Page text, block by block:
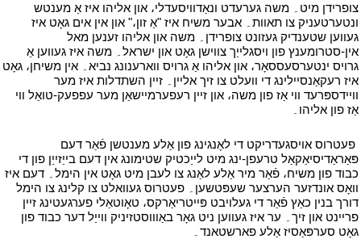
צופרידן מיט۔ משה גערעדט ונאַדוויסעדלי، און אליהו איז אַ מענטש
ונטערטעניק צו תאוות۔ אבער משיח איז "אַ זון،" און אין אים גאָט איז
געווען שטענדיק געזונט צופרידן۔ משה און אליהו זענען מאל
אין-סטרומענץ פון ויסגלייַך צווישן גאָט און ישראל۔ משה איז געווען אַ
גרויס ינטערסעססאָר، און אליהו אַ גרויס ווארענונג נביא۔ אין משיחן، גאָט
איז רעקאַנסיילינג די וועלט צו זיך אליין۔ זיין השתדלות איז מער
וויידספּרעד ווי אַז פון משה، און זיין רעפערמיישאַן מער עפפעק-טואַל ווי
אַז פון אליהו۔
פעטרוס אויסגעדריקט די לאָנגינג פון אַלע מענטשן פֿאַר דעם
פּאַראַדיסיאַקאַל טרעפן-ינג מיט לייַכטיק שטימונג אין דעם בייַזייַן פון די
כבוד פון משיח، פֿאַר מיר אַלע לאַנג צו לעבן מיט גאָט אין הימל۔ דעם איז
וואָס אונדזער הערצער שעפּטשען۔ פעטרוס געוואלט צו קלינג צו הימל
דורך בנין כאַץ פֿאַר די געלויבט פּייטריאַרקס، טאָוטאַלי פערגעטינג זיין
פריינט און זיך۔ ער איז געווען ניט גאָר באַוווסטזיניק ווייַל דער כבוד פון
גאָט סערפּאַסיז אַלע פארשטאנד۔